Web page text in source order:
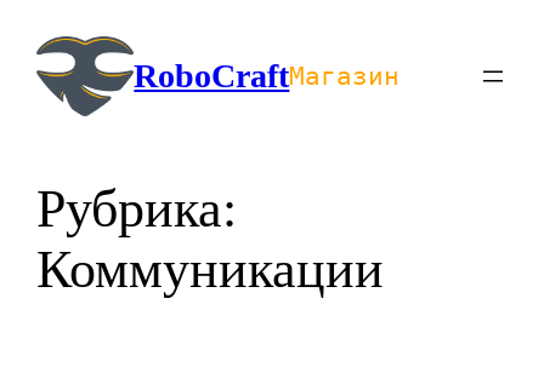
содержимомуRoboCraftМагазин
Рубрика:
Коммуникации